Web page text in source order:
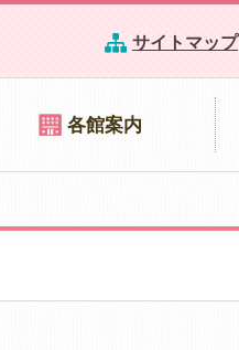
サイトマップ
各館案内